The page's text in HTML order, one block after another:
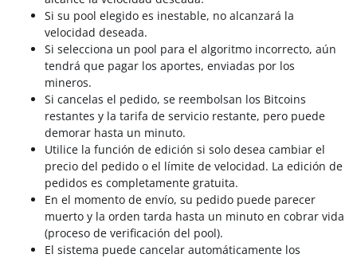
Si su pool elegido es inestable, no alcanzará la
velocidad deseada.
Si selecciona un pool para el algoritmo incorrecto, aún
tendrá que pagar los aportes, enviadas por los
mineros.
Si cancelas el pedido, se reembolsan los Bitcoins
restantes y la tarifa de servicio restante, pero puede
demorar hasta un minuto.
Utilice la función de edición si solo desea cambiar el
precio del pedido o el límite de velocidad. La edición de
pedidos es completamente gratuita.
En el momento de envío, su pedido puede parecer
muerto y la orden tarda hasta un minuto en cobrar vida
(proceso de verificación del pool).
El sistema puede cancelar automáticamente los